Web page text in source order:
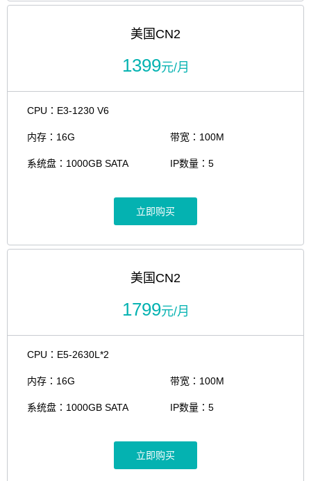
美国CN2
1399元/月
CPU：E3-1230 V6
内存：16G
系统盘：1000GB SATA
带宽：100M
IP数量：5
立即购买
美国CN2
1799元/月
CPU：E5-2630L*2
内存：16G
系统盘：1000GB SATA
带宽：100M
IP数量：5
立即购买